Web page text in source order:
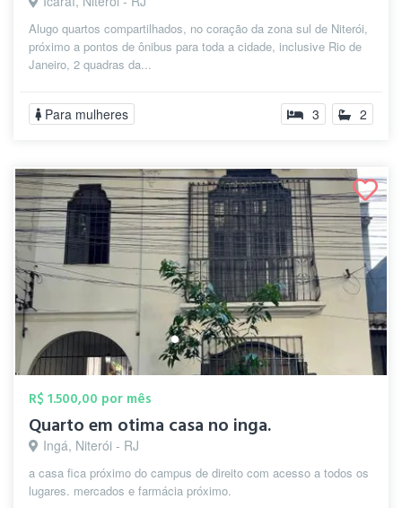
Alugo quartos compartilhados, no coração da zona sul de Niterói,
próximo a pontos de ônibus para toda a cidade, inclusive Rio de
Janeiro, 2 quadras da...
Para mulheres 3 2
R$ 1.500,00 por mês
Quarto em otima casa no inga.
Ingá, Niterói - RJ
a casa fica próximo do campus de direito com acesso a todos os
lugares. mercados e farmácia próximo.